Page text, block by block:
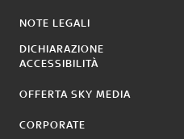
NOTE LEGALI
DICHIARAZIONE
ACCESSIBILITÀ
OFFERTA SKY MEDIA
CORPORATE